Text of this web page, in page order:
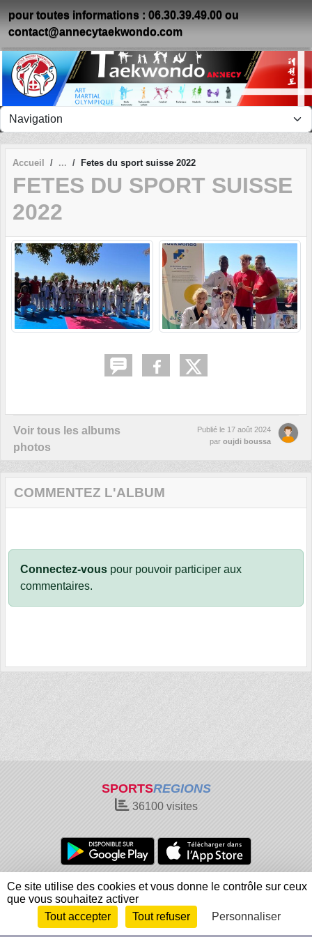
pour toutes informations : 06.30.39.49.00 ou
contact@annecytaekwondo.com
Accueil Fetes du sport suisse 2022
FETES DU SPORT SUISSE
2022
Voir tous les albums
photos
Publié le 17 août 2024
par oujdi boussa
COMMENTEZ L'ALBUM
Connectez-vous pour pouvoir participer aux
commentaires.
SPORTSREGIONS
36100visites
Charte cookies
Gestion des cookies
Informations légales
Signaler un contenu inapproprié
Envie de participer ?
Connexion
Panneau de gestion des cookies
Ce site utilise des cookies et vous donne le contrôle sur ceux
que vous souhaitez activer
Tout accepter
Tout refuser Personnaliser